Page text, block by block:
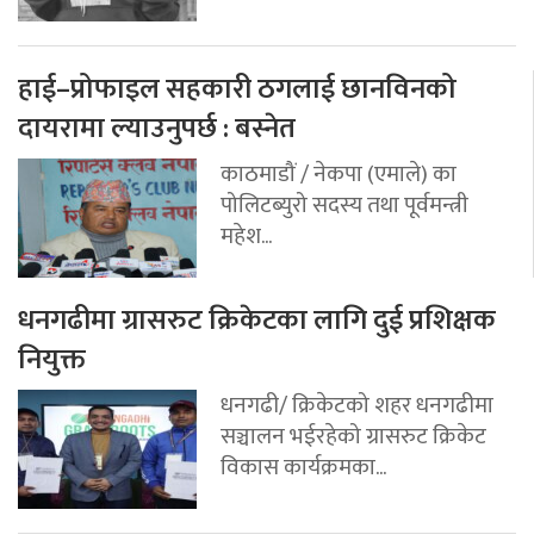
हाई–प्रोफाइल सहकारी ठगलाई छानविनको
दायरामा ल्याउनुपर्छ : बस्नेत
काठमाडौं / नेकपा (एमाले) का
पोलिटब्युरो सदस्य तथा पूर्वमन्त्री
महेश...
धनगढीमा ग्रासरुट क्रिकेटका लागि दुई प्रशिक्षक
नियुक्त
धनगढी/ क्रिकेटको शहर धनगढीमा
सञ्चालन भईरहेको ग्रासरुट क्रिकेट
विकास कार्यक्रमका...